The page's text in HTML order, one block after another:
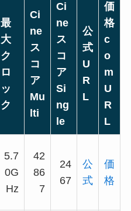
最
大
ク
ロ
ッ
ク
Ci
ne
ス
コ
ア
Mu
lti
Ci
ne
ス
コ
ア
Si
ng
le
公
式
U
R
L
価
格
c
o
m
U
R
L
5.7
0G
Hz
42
86
7
24
67
公
式
価
格